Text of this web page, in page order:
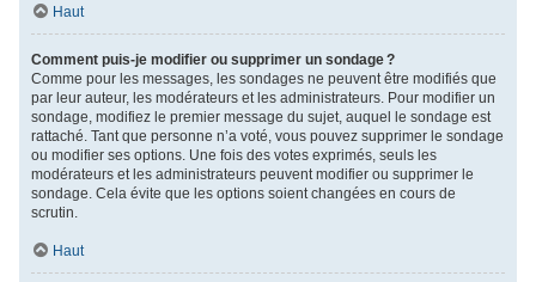
Haut
Comment puis-je modifier ou supprimer un sondage ?
Comme pour les messages, les sondages ne peuvent être modifiés que
par leur auteur, les modérateurs et les administrateurs. Pour modifier un
sondage, modifiez le premier message du sujet, auquel le sondage est
rattaché. Tant que personne n’a voté, vous pouvez supprimer le sondage
ou modifier ses options. Une fois des votes exprimés, seuls les
modérateurs et les administrateurs peuvent modifier ou supprimer le
sondage. Cela évite que les options soient changées en cours de
scrutin.
Haut